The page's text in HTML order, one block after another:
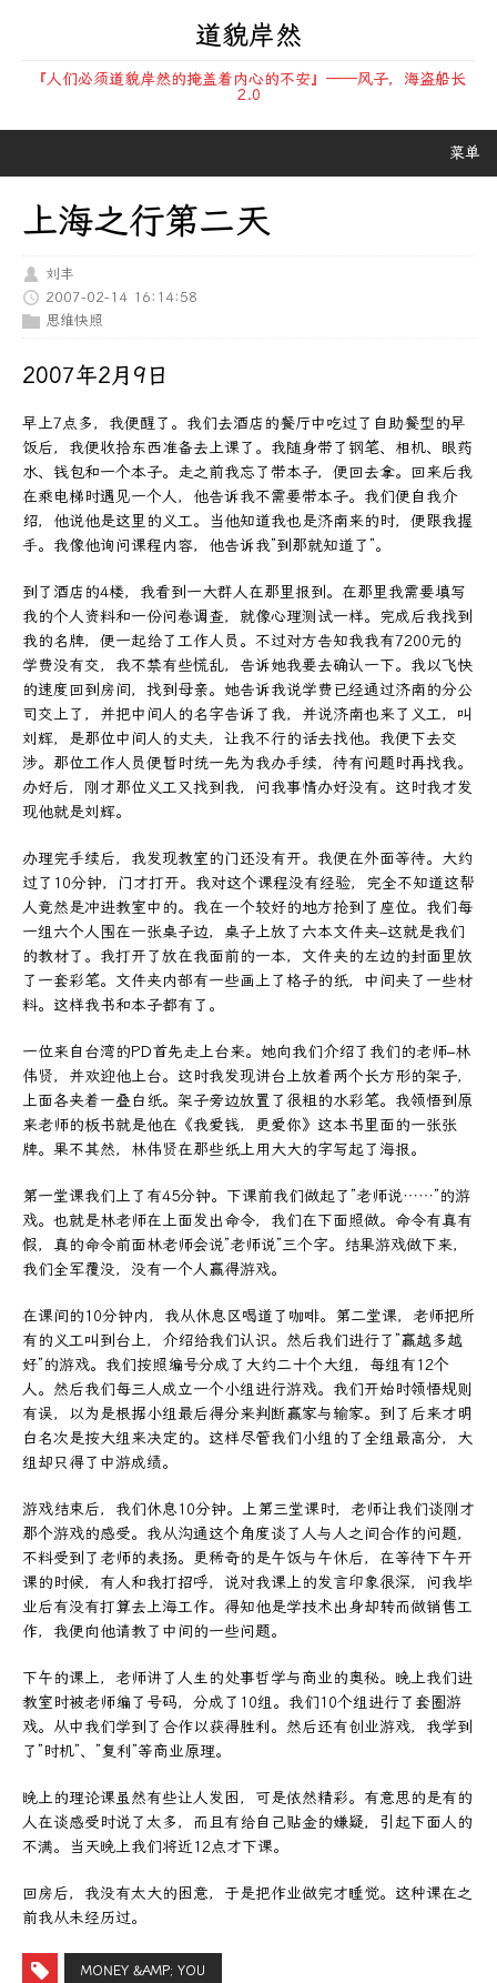
道貌岸然
『人们必须道貌岸然的掩盖着内心的不安』——风子，海盗船长
2.0
菜单
上海之行第二天
刘丰
2007-02-14 16:14:58
思维快照
2007年2月9日
早上7点多，我便醒了。我们去酒店的餐厅中吃过了自助餐型的早
饭后，我便收拾东西准备去上课了。我随身带了钢笔、相机、眼药
水、钱包和一个本子。走之前我忘了带本子，便回去拿。回来后我
在乘电梯时遇见一个人，他告诉我不需要带本子。我们便自我介
绍，他说他是这里的义工。当他知道我也是济南来的时，便跟我握
手。我像他询问课程内容，他告诉我”到那就知道了”。
到了酒店的4楼，我看到一大群人在那里报到。在那里我需要填写
我的个人资料和一份问卷调查，就像心理测试一样。完成后我找到
我的名牌，便一起给了工作人员。不过对方告知我我有7200元的
学费没有交，我不禁有些慌乱，告诉她我要去确认一下。我以飞快
的速度回到房间，找到母亲。她告诉我说学费已经通过济南的分公
司交上了，并把中间人的名字告诉了我，并说济南也来了义工，叫
刘辉，是那位中间人的丈夫，让我不行的话去找他。我便下去交
涉。那位工作人员便暂时统一先为我办手续，待有问题时再找我。
办好后，刚才那位义工又找到我，问我事情办好没有。这时我才发
现他就是刘辉。
办理完手续后，我发现教室的门还没有开。我便在外面等待。大约
过了10分钟，门才打开。我对这个课程没有经验，完全不知道这帮
人竟然是冲进教室中的。我在一个较好的地方抢到了座位。我们每
一组六个人围在一张桌子边，桌子上放了六本文件夹–这就是我们
的教材了。我打开了放在我面前的一本，文件夹的左边的封面里放
了一套彩笔。文件夹内部有一些画上了格子的纸，中间夹了一些材
料。这样我书和本子都有了。
一位来自台湾的PD首先走上台来。她向我们介绍了我们的老师–林
伟贤，并欢迎他上台。这时我发现讲台上放着两个长方形的架子，
上面各夹着一叠白纸。架子旁边放置了很粗的水彩笔。我领悟到原
来老师的板书就是他在《我爱钱，更爱你》这本书里面的一张张
牌。果不其然，林伟贤在那些纸上用大大的字写起了海报。
第一堂课我们上了有45分钟。下课前我们做起了”老师说……”的游
戏。也就是林老师在上面发出命令，我们在下面照做。命令有真有
假，真的命令前面林老师会说”老师说”三个字。结果游戏做下来，
我们全军覆没，没有一个人赢得游戏。
在课间的10分钟内，我从休息区喝道了咖啡。第二堂课，老师把所
有的义工叫到台上，介绍给我们认识。然后我们进行了”赢越多越
好”的游戏。我们按照编号分成了大约二十个大组，每组有12个
人。然后我们每三人成立一个小组进行游戏。我们开始时领悟规则
有误，以为是根据小组最后得分来判断赢家与输家。到了后来才明
白名次是按大组来决定的。这样尽管我们小组的了全组最高分，大
组却只得了中游成绩。
游戏结束后，我们休息10分钟。上第三堂课时，老师让我们谈刚才
那个游戏的感受。我从沟通这个角度谈了人与人之间合作的问题，
不料受到了老师的表扬。更稀奇的是午饭与午休后，在等待下午开
课的时候，有人和我打招呼，说对我课上的发言印象很深，问我毕
业后有没有打算去上海工作。得知他是学技术出身却转而做销售工
作，我便向他请教了中间的一些问题。
下午的课上，老师讲了人生的处事哲学与商业的奥秘。晚上我们进
教室时被老师编了号码，分成了10组。我们10个组进行了套圈游
戏。从中我们学到了合作以获得胜利。然后还有创业游戏，我学到
了”时机”、”复利”等商业原理。
晚上的理论课虽然有些让人发困，可是依然精彩。有意思的是有的
人在谈感受时说了太多，而且有给自己贴金的嫌疑，引起下面人的
不满。当天晚上我们将近12点才下课。
回房后，我没有太大的困意，于是把作业做完才睡觉。这种课在之
前我从未经历过。
MONEY &AMP; YOU